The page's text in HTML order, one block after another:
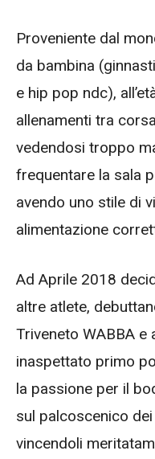
Proveniente dal
da bambina
e hip pop ndc),
allenamenti tra
vedendosi troppo
frequentare la sala
avendo uno stile di
alimentazione
Ad Aprile 2018
altre atlete,
Triveneto WABBA e
inaspettato primo
la passione per il
sul palcoscenico
vincendoli